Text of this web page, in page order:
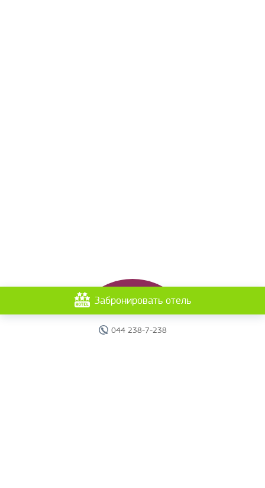
044 238-7-238
Забронировать отель